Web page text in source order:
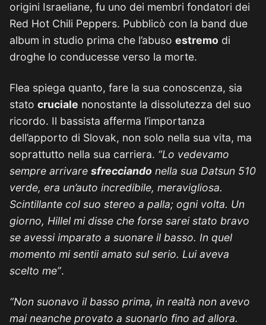
origini Israeliane, fu uno dei membri fondatori dei
Red Hot Chili Peppers. Pubblicò con la band due
album in studio prima che l’abuso estremo di
droghe lo conducesse verso la morte.
Flea spiega quanto, fare la sua conoscenza, sia
stato cruciale nonostante la dissolutezza del suo
ricordo. Il bassista afferma l’importanza
dell’apporto di Slovak, non solo nella sua vita, ma
soprattutto nella sua carriera. “Lo vedevamo
sempre arrivare sfrecciando nella sua Datsun 510
verde, era un’auto incredibile, meravigliosa.
Scintillante col suo stereo a palla; ogni volta. Un
giorno, Hillel mi disse che forse sarei stato bravo
se avessi imparato a suonare il basso. In quel
momento mi sentii amato sul serio. Lui aveva
scelto me”.
“Non suonavo il basso prima, in realtà non avevo
mai neanche provato a suonarlo fino ad allora.